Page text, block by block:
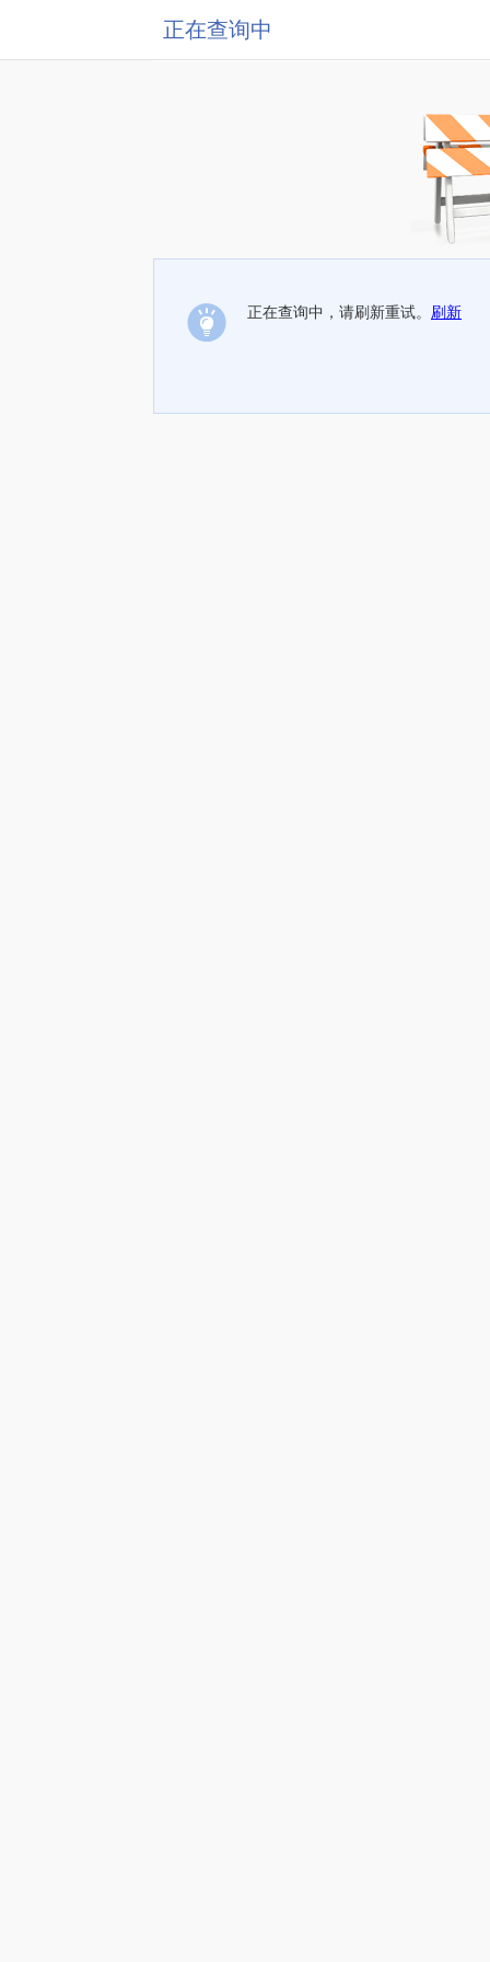
正在查询中
正在查询中，请刷新重试。 刷新